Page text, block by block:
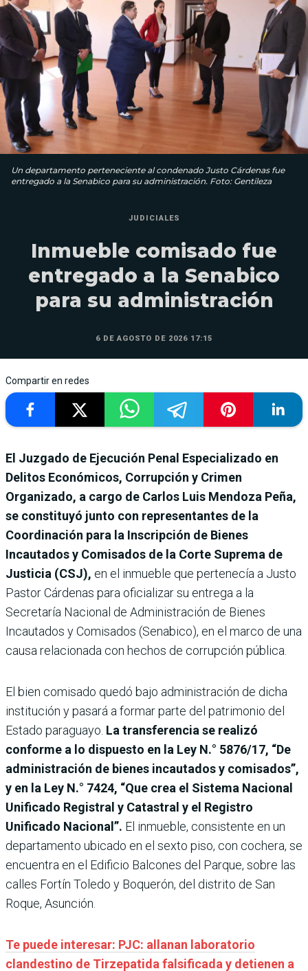
Un departamento perteneciente al condenado Justo Cárdenas fue
entregado a la Senabico para su administración. Foto: Gentileza
JUDICIALES
Inmueble comisado fue
entregado a la Senabico
para su administración
6 DE AGOSTO DE 2026 17:15
Compartir en redes
El Juzgado de Ejecución Penal Especializado en
Delitos Económicos, Corrupción y Crimen
Organizado, a cargo de Carlos Luis Mendoza Peña,
se constituyó junto con representantes de la
Coordinación para la Inscripción de Bienes
Incautados y Comisados de la Corte Suprema de
Justicia (CSJ), en el inmueble que pertenecía a Justo
Pastor Cárdenas para oficializar su entrega a la
Secretaría Nacional de Administración de Bienes
Incautados y Comisados (Senabico), en el marco de una
causa relacionada con hechos de corrupción pública.
El bien comisado quedó bajo administración de dicha
institución y pasará a formar parte del patrimonio del
Estado paraguayo. La transferencia se realizó
conforme a lo dispuesto en la Ley N.° 5876/17, “De
administración de bienes incautados y comisados”,
y en la Ley N.° 7424, “Que crea el Sistema Nacional
Unificado Registral y Catastral y el Registro
Unificado Nacional”. El inmueble, consistente en un
departamento ubicado en el sexto piso, con cochera, se
encuentra en el Edificio Balcones del Parque, sobre las
calles Fortín Toledo y Boquerón, del distrito de San
Roque, Asunción.
Te puede interesar: PJC: allanan laboratorio
clandestino de Tirzepatida falsificada y detienen a